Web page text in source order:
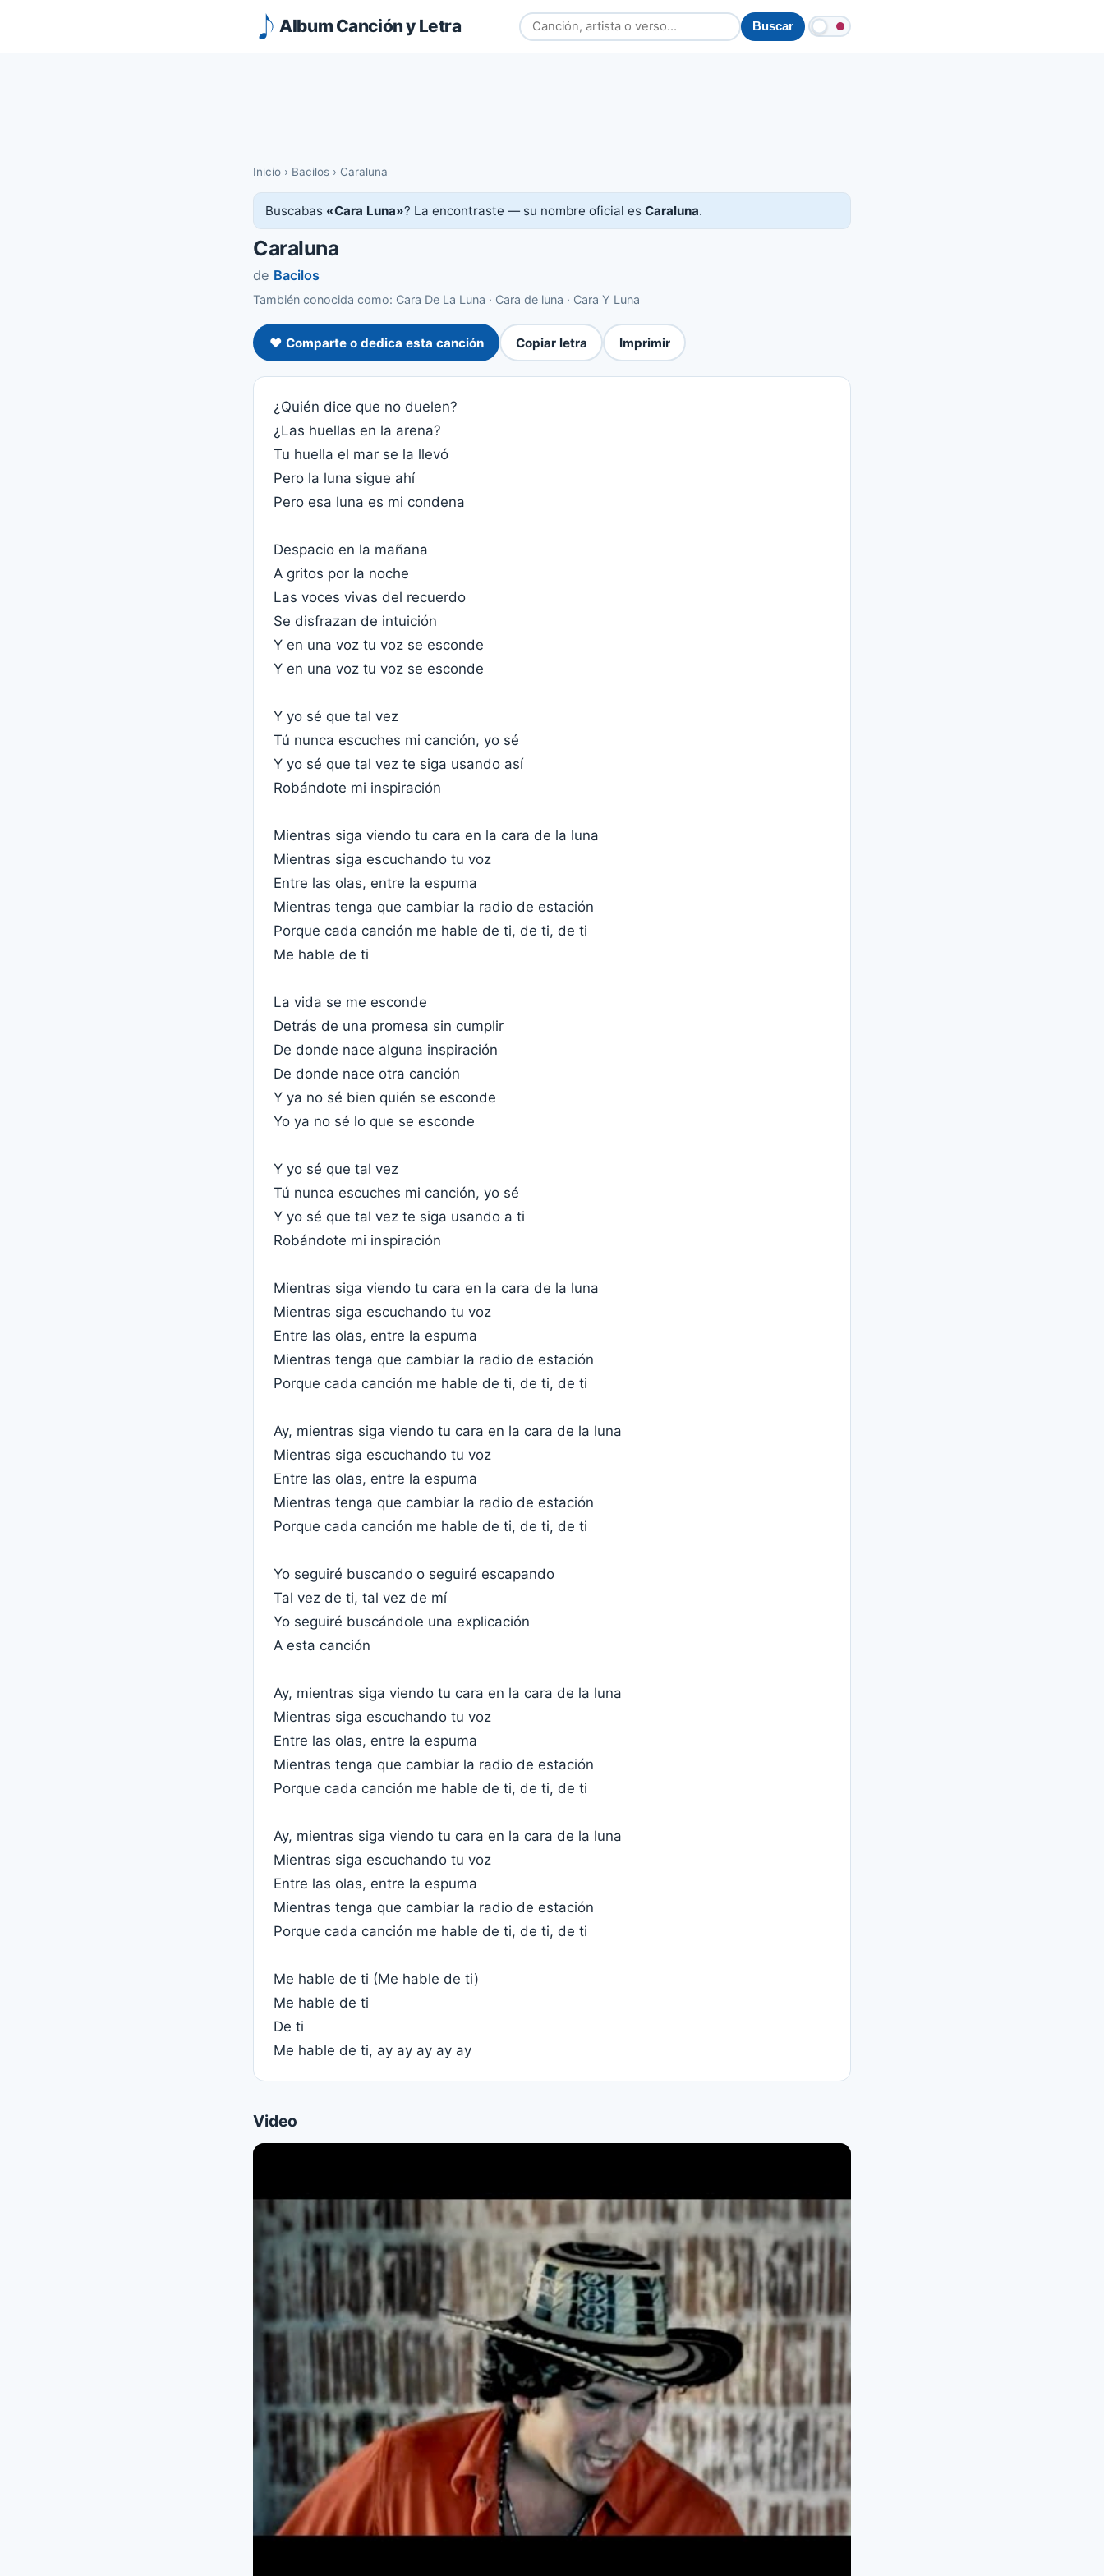
Album Canción y Letra Buscar
Inicio › Bacilos › Caraluna
Buscabas «Cara Luna»? La encontraste — su nombre oficial es Caraluna.
Caraluna
de Bacilos
También conocida como: Cara De La Luna · Cara de luna · Cara Y Luna
❤️ Comparte o dedica esta canción Copiar letra Imprimir
¿Quién dice que no duelen?
¿Las huellas en la arena?
Tu huella el mar se la llevó
Pero la luna sigue ahí
Pero esa luna es mi condena
Despacio en la mañana
A gritos por la noche
Las voces vivas del recuerdo
Se disfrazan de intuición
Y en una voz tu voz se esconde
Y en una voz tu voz se esconde
Y yo sé que tal vez
Tú nunca escuches mi canción, yo sé
Y yo sé que tal vez te siga usando así
Robándote mi inspiración
Mientras siga viendo tu cara en la cara de la luna
Mientras siga escuchando tu voz
Entre las olas, entre la espuma
Mientras tenga que cambiar la radio de estación
Porque cada canción me hable de ti, de ti, de ti
Me hable de ti
La vida se me esconde
Detrás de una promesa sin cumplir
De donde nace alguna inspiración
De donde nace otra canción
Y ya no sé bien quién se esconde
Yo ya no sé lo que se esconde
Y yo sé que tal vez
Tú nunca escuches mi canción, yo sé
Y yo sé que tal vez te siga usando a ti
Robándote mi inspiración
Mientras siga viendo tu cara en la cara de la luna
Mientras siga escuchando tu voz
Entre las olas, entre la espuma
Mientras tenga que cambiar la radio de estación
Porque cada canción me hable de ti, de ti, de ti
Ay, mientras siga viendo tu cara en la cara de la luna
Mientras siga escuchando tu voz
Entre las olas, entre la espuma
Mientras tenga que cambiar la radio de estación
Porque cada canción me hable de ti, de ti, de ti
Yo seguiré buscando o seguiré escapando
Tal vez de ti, tal vez de mí
Yo seguiré buscándole una explicación
A esta canción
Ay, mientras siga viendo tu cara en la cara de la luna
Mientras siga escuchando tu voz
Entre las olas, entre la espuma
Mientras tenga que cambiar la radio de estación
Porque cada canción me hable de ti, de ti, de ti
Ay, mientras siga viendo tu cara en la cara de la luna
Mientras siga escuchando tu voz
Entre las olas, entre la espuma
Mientras tenga que cambiar la radio de estación
Porque cada canción me hable de ti, de ti, de ti
Me hable de ti (Me hable de ti)
Me hable de ti
De ti
Me hable de ti, ay ay ay ay ay
Video